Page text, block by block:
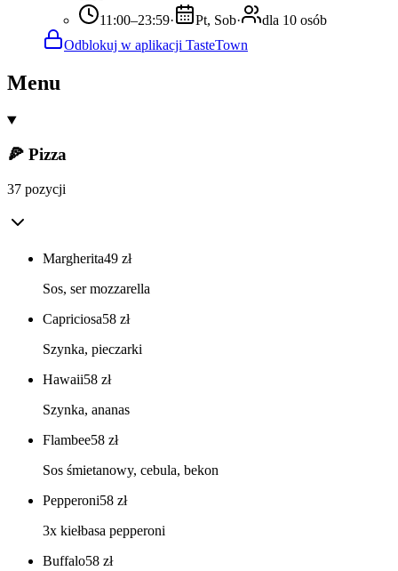
11:00–23:59· Pt, Sob·
dla 10 osób
Odblokuj w aplikacji TasteTown
Menu
🍕 Pizza
37 pozycji
Margherita49 zł
Sos, ser mozzarella
Capriciosa58 zł
Szynka, pieczarki
Hawaii58 zł
Szynka, ananas
Flambee58 zł
Sos śmietanowy, cebula, bekon
Pepperoni58 zł
3x kiełbasa pepperoni
Buffalo58 zł